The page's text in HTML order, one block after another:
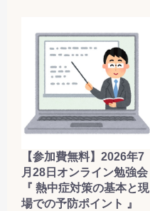
【参加費無料】2026年7
月28日オンライン勉強会
『 熱中症対策の基本と現
場での予防ポイント 』